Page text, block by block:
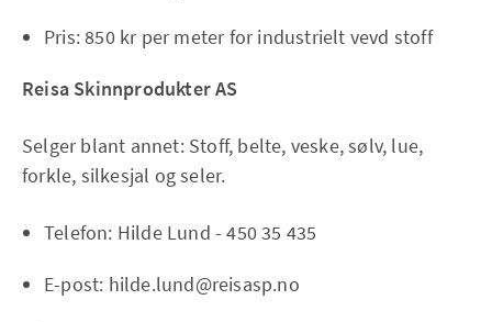
Pris: 850 kr per meter for industrielt vevd stoff
Reisa Skinnprodukter AS
Selger blant annet: Stoff, belte, veske, sølv, lue,
forkle, silkesjal og seler.
Telefon: Hilde Lund - 450 35 435
E-post: hilde.lund@reisasp.no